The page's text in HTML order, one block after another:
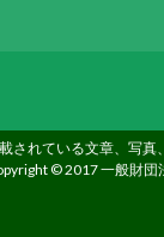
されている文章、写真
© 2017 一般財団